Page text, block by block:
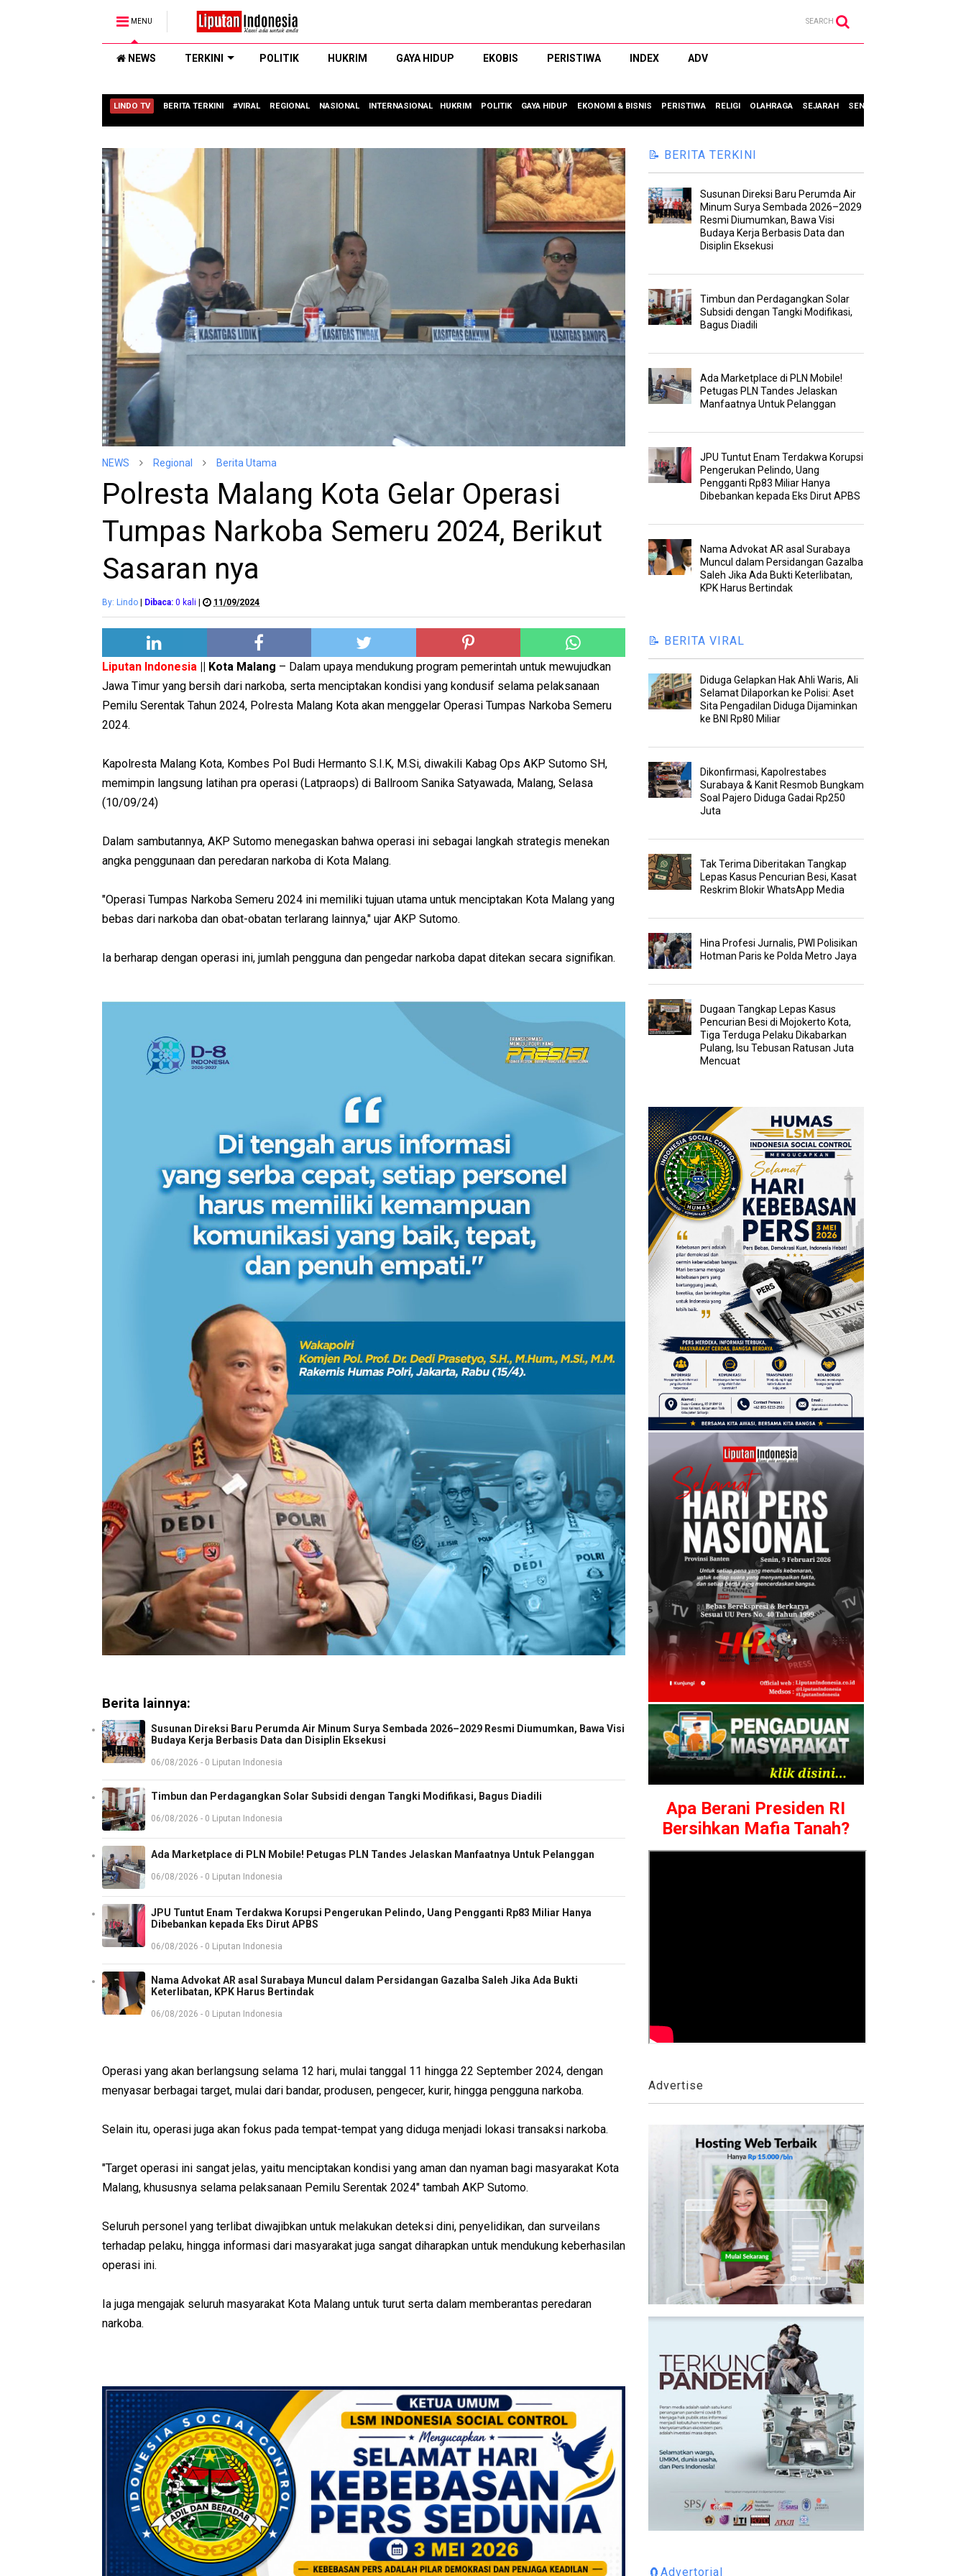
MENU SEARCH
NEWS TERKINI POLITIK HUKRIM GAYA HIDUP EKOBIS PERISTIWA INDEX ADV
LINDO TV BERITA TERKINI #VIRAL REGIONAL NASIONAL INTERNASIONAL HUKRIM POLITIK GAYA HIDUP EKONOMI & BISNIS PERISTIWA RELIGI OLAHRAGA SEJARAH SENI & BUDAYA
NEWS Regional Berita Utama
Polresta Malang Kota Gelar Operasi
Tumpas Narkoba Semeru 2024, Berikut
Sasaran nya
By: Lindo Dibaca: 0 kali 11/09/2024
Liputan Indonesia || Kota Malang – Dalam upaya mendukung program pemerintah untuk mewujudkan
Jawa Timur yang bersih dari narkoba, serta menciptakan kondisi yang kondusif selama pelaksanaan
Pemilu Serentak Tahun 2024, Polresta Malang Kota akan menggelar Operasi Tumpas Narkoba Semeru
2024.
Kapolresta Malang Kota, Kombes Pol Budi Hermanto S.I.K, M.Si, diwakili Kabag Ops AKP Sutomo SH,
memimpin langsung latihan pra operasi (Latpraops) di Ballroom Sanika Satyawada, Malang, Selasa
(10/09/24)
Dalam sambutannya, AKP Sutomo menegaskan bahwa operasi ini sebagai langkah strategis menekan
angka penggunaan dan peredaran narkoba di Kota Malang.
"Operasi Tumpas Narkoba Semeru 2024 ini memiliki tujuan utama untuk menciptakan Kota Malang yang
bebas dari narkoba dan obat-obatan terlarang lainnya," ujar AKP Sutomo.
Ia berharap dengan operasi ini, jumlah pengguna dan pengedar narkoba dapat ditekan secara signifikan.
Berita lainnya:
Susunan Direksi Baru Perumda Air Minum Surya Sembada 2026–2029 Resmi Diumumkan, Bawa Visi
Budaya Kerja Berbasis Data dan Disiplin Eksekusi
06/08/2026 - 0 Liputan Indonesia
Timbun dan Perdagangkan Solar Subsidi dengan Tangki Modifikasi, Bagus Diadili
06/08/2026 - 0 Liputan Indonesia
Ada Marketplace di PLN Mobile! Petugas PLN Tandes Jelaskan Manfaatnya Untuk Pelanggan
06/08/2026 - 0 Liputan Indonesia
JPU Tuntut Enam Terdakwa Korupsi Pengerukan Pelindo, Uang Pengganti Rp83 Miliar Hanya
Dibebankan kepada Eks Dirut APBS
06/08/2026 - 0 Liputan Indonesia
Nama Advokat AR asal Surabaya Muncul dalam Persidangan Gazalba Saleh Jika Ada Bukti
Keterlibatan, KPK Harus Bertindak
06/08/2026 - 0 Liputan Indonesia
Operasi yang akan berlangsung selama 12 hari, mulai tanggal 11 hingga 22 September 2024, dengan
menyasar berbagai target, mulai dari bandar, produsen, pengecer, kurir, hingga pengguna narkoba.
Selain itu, operasi juga akan fokus pada tempat-tempat yang diduga menjadi lokasi transaksi narkoba.
"Target operasi ini sangat jelas, yaitu menciptakan kondisi yang aman dan nyaman bagi masyarakat Kota
Malang, khususnya selama pelaksanaan Pemilu Serentak 2024" tambah AKP Sutomo.
Seluruh personel yang terlibat diwajibkan untuk melakukan deteksi dini, penyelidikan, dan surveilans
terhadap pelaku, hingga informasi dari masyarakat juga sangat diharapkan untuk mendukung keberhasilan
operasi ini.
Ia juga mengajak seluruh masyarakat Kota Malang untuk turut serta dalam memberantas peredaran
narkoba.
📝 BERITA TERKINI
Susunan Direksi Baru Perumda Air
Minum Surya Sembada 2026–2029
Resmi Diumumkan, Bawa Visi
Budaya Kerja Berbasis Data dan
Disiplin Eksekusi
Timbun dan Perdagangkan Solar
Subsidi dengan Tangki Modifikasi,
Bagus Diadili
Ada Marketplace di PLN Mobile!
Petugas PLN Tandes Jelaskan
Manfaatnya Untuk Pelanggan
JPU Tuntut Enam Terdakwa Korupsi
Pengerukan Pelindo, Uang
Pengganti Rp83 Miliar Hanya
Dibebankan kepada Eks Dirut APBS
Nama Advokat AR asal Surabaya
Muncul dalam Persidangan Gazalba
Saleh Jika Ada Bukti Keterlibatan,
KPK Harus Bertindak
📝 BERITA VIRAL
Diduga Gelapkan Hak Ahli Waris, Ali
Selamat Dilaporkan ke Polisi: Aset
Sita Pengadilan Diduga Dijaminkan
ke BNI Rp80 Miliar
Dikonfirmasi, Kapolrestabes
Surabaya & Kanit Resmob Bungkam
Soal Pajero Diduga Gadai Rp250
Juta
Tak Terima Diberitakan Tangkap
Lepas Kasus Pencurian Besi, Kasat
Reskrim Blokir WhatsApp Media
Hina Profesi Jurnalis, PWI Polisikan
Hotman Paris ke Polda Metro Jaya
Dugaan Tangkap Lepas Kasus
Pencurian Besi di Mojokerto Kota,
Tiga Terduga Pelaku Dikabarkan
Pulang, Isu Tebusan Ratusan Juta
Mencuat
Apa Berani Presiden RI
Bersihkan Mafia Tanah?
Advertise
🧲Advertorial